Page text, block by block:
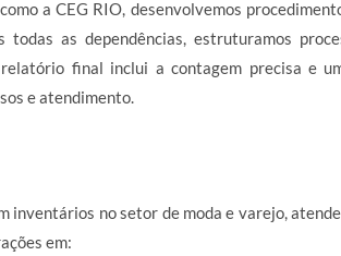
a CEG RIO, desenvolvemos
todas as dependências, estruturamos
final inclui a contagem precisa e
e atendimento.
inventários no setor de moda e varejo,
em: